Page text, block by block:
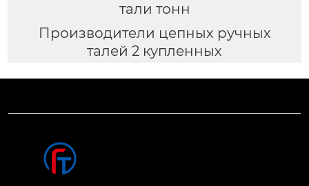
тали тонн
Производители цепных ручных
талей 2 купленных